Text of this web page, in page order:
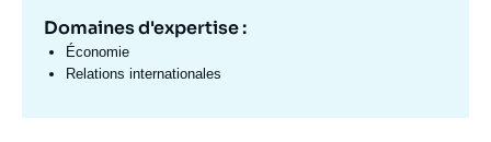
Domaine
d'expertises
Fr
Domaines d'expertise :
Économie
Relations internationales